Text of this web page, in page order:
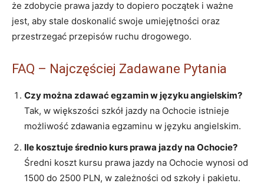
że zdobycie prawa jazdy to dopiero początek i ważne
jest, aby stale doskonalić swoje umiejętności oraz
przestrzegać przepisów ruchu drogowego.
FAQ – Najczęściej Zadawane Pytania
Czy można zdawać egzamin w języku angielskim?
Tak, w większości szkół jazdy na Ochocie istnieje
możliwość zdawania egzaminu w języku angielskim.
Ile kosztuje średnio kurs prawa jazdy na Ochocie?
Średni koszt kursu prawa jazdy na Ochocie wynosi od
1500 do 2500 PLN, w zależności od szkoły i pakietu.